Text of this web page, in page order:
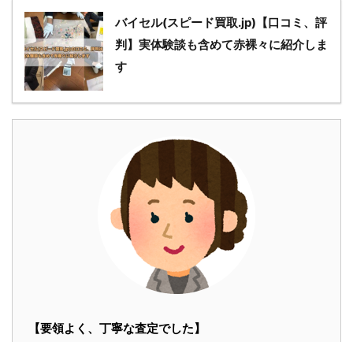
バイセル(スピード買取.jp)【口コミ、評
判】実体験談も含めて赤裸々に紹介しま
す
【要領よく、丁寧な査定でした】